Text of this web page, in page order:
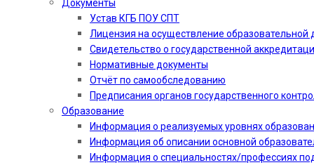
Документы
Устав КГБ ПОУ СПТ
Лицензия на осуществление образовательной
Свидетельство о государственной
Нормативные документы
Отчёт по самообследованию
Предписания органов государственного
Образование
Информация о реализуемых уровнях
Информация об описании основной
Информация о специальностях/профессиях